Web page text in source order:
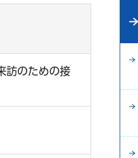
訪のための接